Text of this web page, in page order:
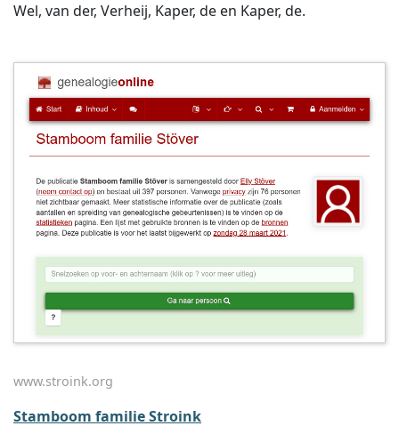
Wel, van der, Verheij, Kaper, de en Kaper, de.
www.stroink.org
Stamboom familie Stroink